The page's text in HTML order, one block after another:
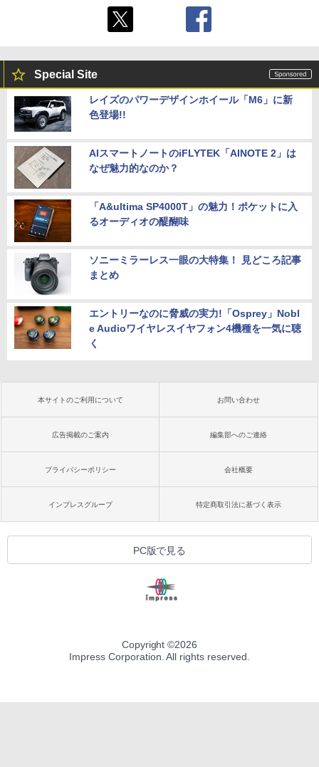
Special Site
レイズのパワーデザインホイール「M6」に新
色登場!!
AIスマートノートのiFLYTEK「AINOTE 2」は
なぜ魅力的なのか？
「A&ultima SP4000T」の魅力！ポケットに入
るオーディオの醍醐味
ソニーミラーレス一眼の大特集！ 見どころ記事
まとめ
エントリーなのに脅威の実力!「Osprey」Nobl
e Audioワイヤレスイヤフォン4機種を一気に聴
く
本サイトのご利用について お問い合わせ
広告掲載のご案内 編集部へのご連絡
プライバシーポリシー 会社概要
インプレスグループ 特定商取引法に基づく表示
PC版で見る
Copyright ©2026
Impress Corporation. All rights reserved.